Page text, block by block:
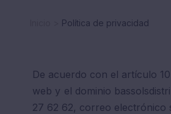
Política de privacidad
De acuerdo con el artículo
web y el dominio
27 62 62, correo electrónico